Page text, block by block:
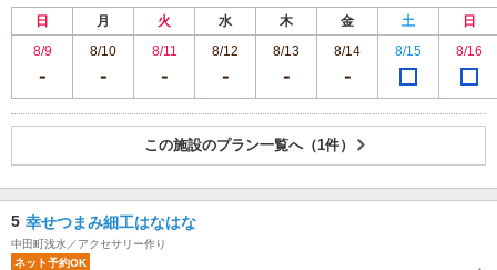
日 月 火 水 木 金 土
日
8/9
8/10 8/11 8/12 8/13 8/14 8/15 8/16
この施設のプラン一覧へ（1件）
5 幸せつまみ細工はなはな
中田町浅水／アクセサリー作り
ネット予約OK